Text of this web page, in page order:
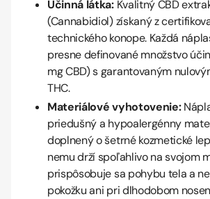
Účinná látka:Kvalitný CBD
(Cannabidiol) získaný z
technického konope. Každá
presne definované množstvo
mg CBD) s garantovaným
THC.
Materiálové vyhotovenie:
priedušný a hypoalergénny
doplnený o šetrné kozmetické
nemu drží spoľahlivo na svojom
prispôsobuje sa pohybu tela a
pokožku ani pri dlhodobom